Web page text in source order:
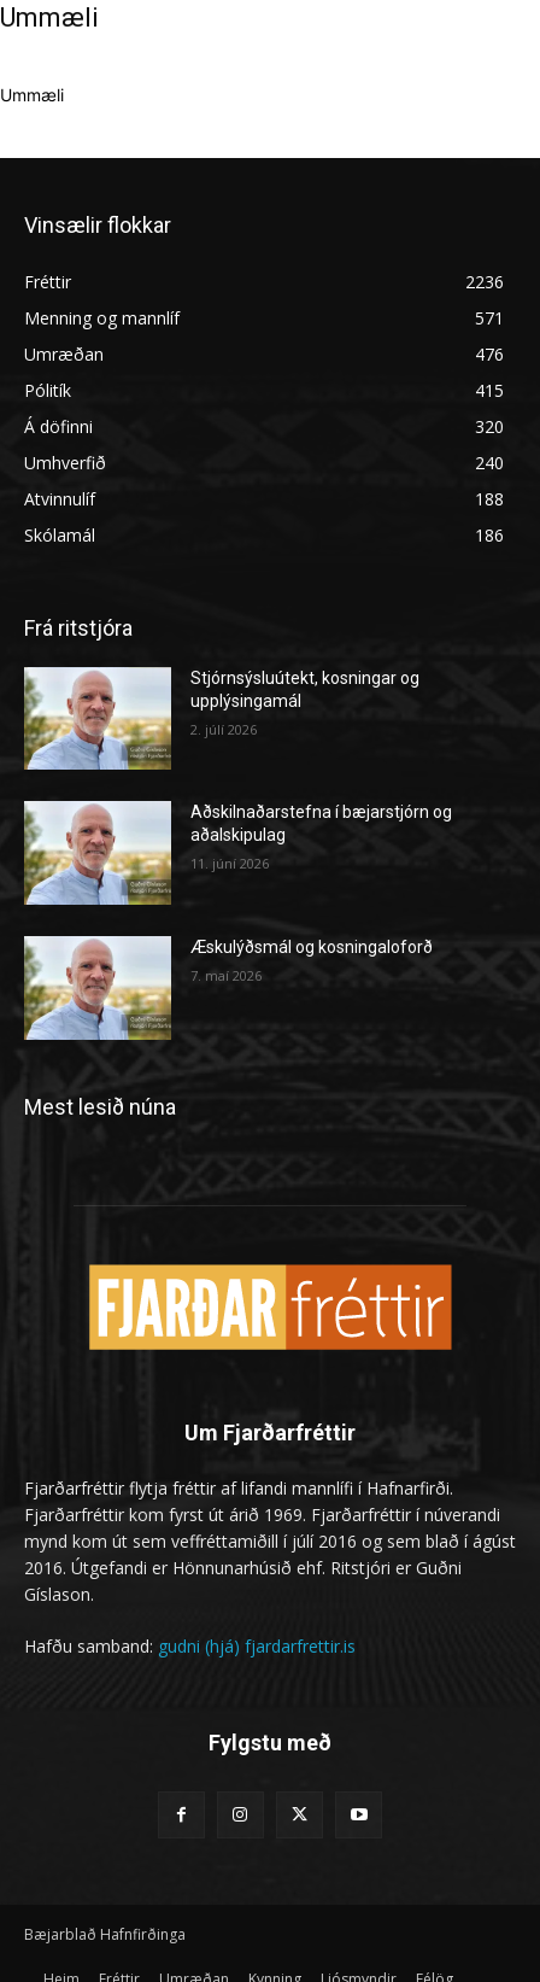
Ummæli
Ummæli
Vinsælir flokkar
Fréttir
2236
Menning og mannlíf
571
Umræðan
476
Pólitík
415
Á döfinni
320
Umhverfið
240
Atvinnulíf
188
Skólamál
186
Frá ritstjóra
Stjórnsýsluútekt, kosningar og
upplýsingamál
2. júlí 2026
Aðskilnaðarstefna í bæjarstjórn og
aðalskipulag
11. júní 2026
Æskulýðsmál og kosningaloforð
7. maí 2026
Mest lesið núna
Um Fjarðarfréttir
Fjarðarfréttir flytja fréttir af lifandi mannlífi í Hafnarfirði.
Fjarðarfréttir kom fyrst út árið 1969. Fjarðarfréttir í núverandi
mynd kom út sem veffréttamiðill í júlí 2016 og sem blað í ágúst
2016. Útgefandi er Hönnunarhúsið ehf. Ritstjóri er Guðni
Gíslason.
Hafðu samband: gudni (hjá) fjardarfrettir.is
Fylgstu með
Bæjarblað Hafnfirðinga